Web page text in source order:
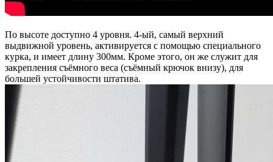
По высоте доступно 4 уровня. 4-ый, самый верхний
выдвижной уровень, активируется с помощью специального
курка, и имеет длину 300мм. Кроме этого, он же служит для
закрепления съёмного веса (съёмный крючок внизу), для
большей устойчивости штатива.